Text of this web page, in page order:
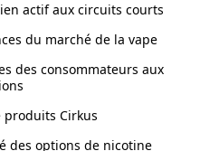
actif aux circuits courts
du marché de la vape
des consommateurs aux
produits Cirkus
des options de nicotine